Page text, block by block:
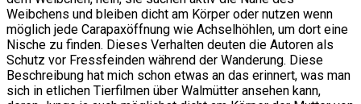
Weibchens und bleiben dicht am Körper oder nutzen wenn
möglich jede Carapaxöffnung wie Achselhöhlen, um dort eine
Nische zu finden. Dieses Verhalten deuten die Autoren als
Schutz vor Fressfeinden während der Wanderung. Diese
Beschreibung hat mich schon etwas an das erinnert, was man
sich in etlichen Tierfilmen über Walmütter ansehen kann,